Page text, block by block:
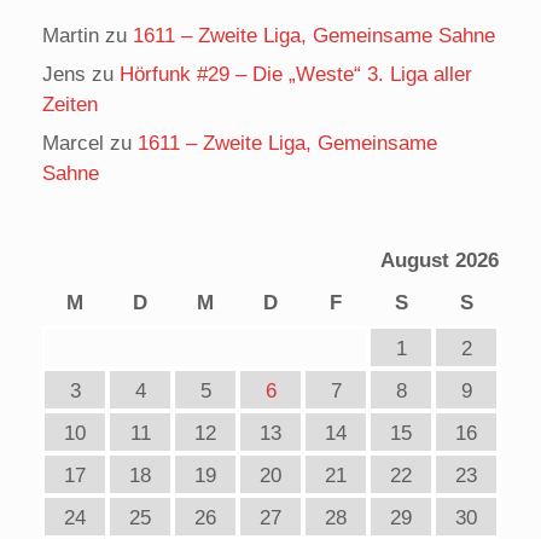
Martin zu 1611 – Zweite Liga, Gemeinsame Sahne
Jens zu Hörfunk #29 – Die „Weste“ 3. Liga aller
Zeiten
Marcel zu 1611 – Zweite Liga, Gemeinsame
Sahne
August 2026
M
D M D F S
S
1
2
3
4 5 6 7 8
9
10
11 12 13 14 15
16
17
18 19 20 21 22
23
24
25 26 27 28 29
30